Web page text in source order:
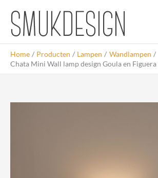
inhoud
Home Producten Lampen
Wandlampen
Chata Mini Wall lamp design Goula en